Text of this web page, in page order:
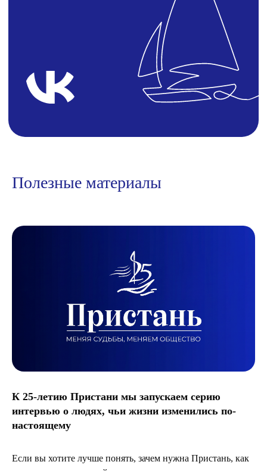
Полезные материалы
К 25-летию Пристани мы запускаем серию
интервью о людях, чьи жизни изменились по-
настоящему
Если вы хотите лучше понять, зачем нужна Пристань, как